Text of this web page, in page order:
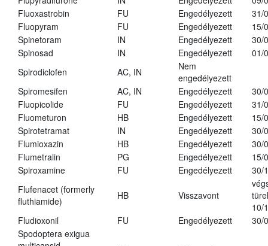
Fluoxastrobin
FU Engedélyezett
31/
Fluopyram
FU Engedélyezett
15/
Spinetoram
IN Engedélyezett
30/
Spinosad
IN Engedélyezett
01/
Spirodiclofen
AC, IN
Nem
engedélyezett
Spiromesifen
AC, IN Engedélyezett
30/
Fluopicolide
FU Engedélyezett
31/
Fluometuron
HB Engedélyezett
15/
Spirotetramat
IN Engedélyezett
30/
Flumioxazin
HB Engedélyezett
30/
Flumetralin
PG Engedélyezett
15/
Spiroxamine
FU Engedélyezett
30/
Flufenacet (formerly
fluthiamide)
HB Visszavont
10/
Fludioxonil
FU Engedélyezett
30/
Spodoptera exigua